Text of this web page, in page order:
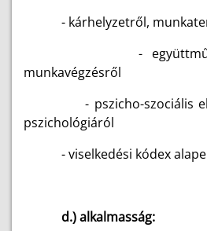
- kárhelyzetről,
-
munkavégzésről
- pszicho-szociális
pszichológiáról
- viselkedési kódex
d.) alkalmasság: